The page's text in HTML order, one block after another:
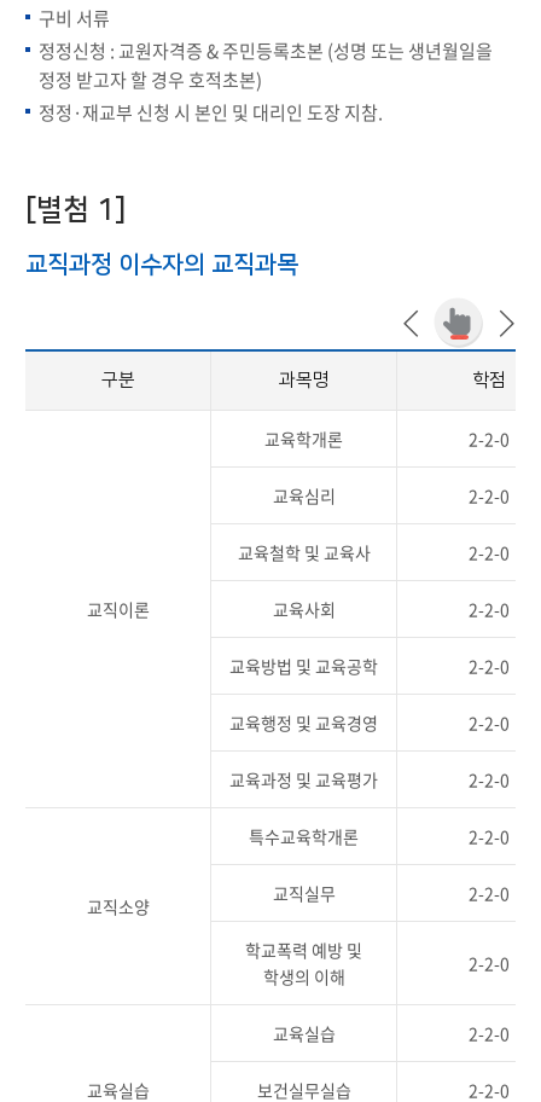
구비 서류
정정신청 : 교원자격증 & 주민등록초본 (성명 또는 생년월일을
정정 받고자 할 경우 호적초본)
정정·재교부 신청 시 본인 및 대리인 도장 지참.
[별첨 1]
교직과정 이수자의 교직과목
구분 과목명 학점
교직이론
교육학개론 2-2-0
교육심리 2-2-0
교육철학 및 교육사 2-2-0
교육사회 2-2-0
교육방법 및 교육공학 2-2-0
교육행정 및 교육경영 2-2-0
교육과정 및 교육평가 2-2-0
교직소양
특수교육학개론 2-2-0
교직실무 2-2-0
학교폭력 예방 및
학생의 이해
2-2-0
교육실습
교육실습 2-2-0
보건실무실습 2-2-0